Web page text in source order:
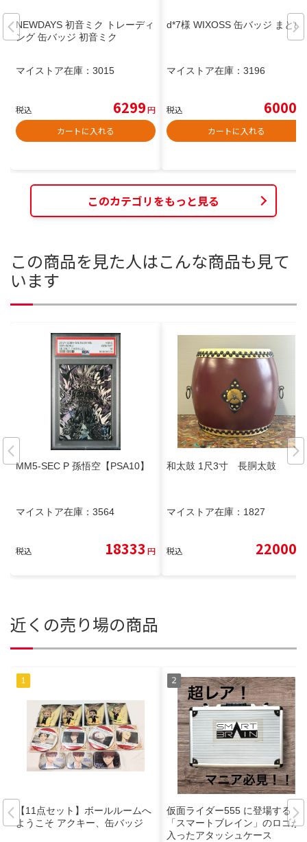
NEWDAYS 初音ミク トレーディ
ング 缶バッジ 初音ミク
マイストア在庫： 3015
税込 6299円
カートに入れる
d*7様 WIXOSS 缶バッジ まとめ
マイストア在庫： 3196
税込 6000
カートに入れる
このカテゴリをもっと見る
この商品を見た人はこんな商品も見て
います
MM5-SEC P 孫悟空【PSA10】
マイストア在庫： 3564
税込 18333 円
和太鼓 1尺3寸 長胴太鼓
マイストア在庫： 1827
税込 22000
近くの売り場の商品
【11点セット】ボールルームへ
ようこそ アクキー、缶バッジ
仮面ライダー555 に登場する
「スマートブレイン」のロゴが
入ったアタッシュケース